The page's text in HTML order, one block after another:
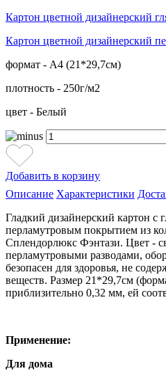
Картон цветной дизайнерский
Картон цветной дизайнерский
формат - А4 (21*29,7см)
плотность - 250г/м2
цвет - Белый
Добавить в корзину
Описание Характеристики
Гладкий дизайнерский картон с
перламутровым покрытием из
Сплендорлюкс Фэнтази. Цвет -
перламутровыми разводами,
безопасен для здоровья, не
веществ. Размер 21*29,7см
приблизительно 0,32 мм, ей
Применение:
Для дома